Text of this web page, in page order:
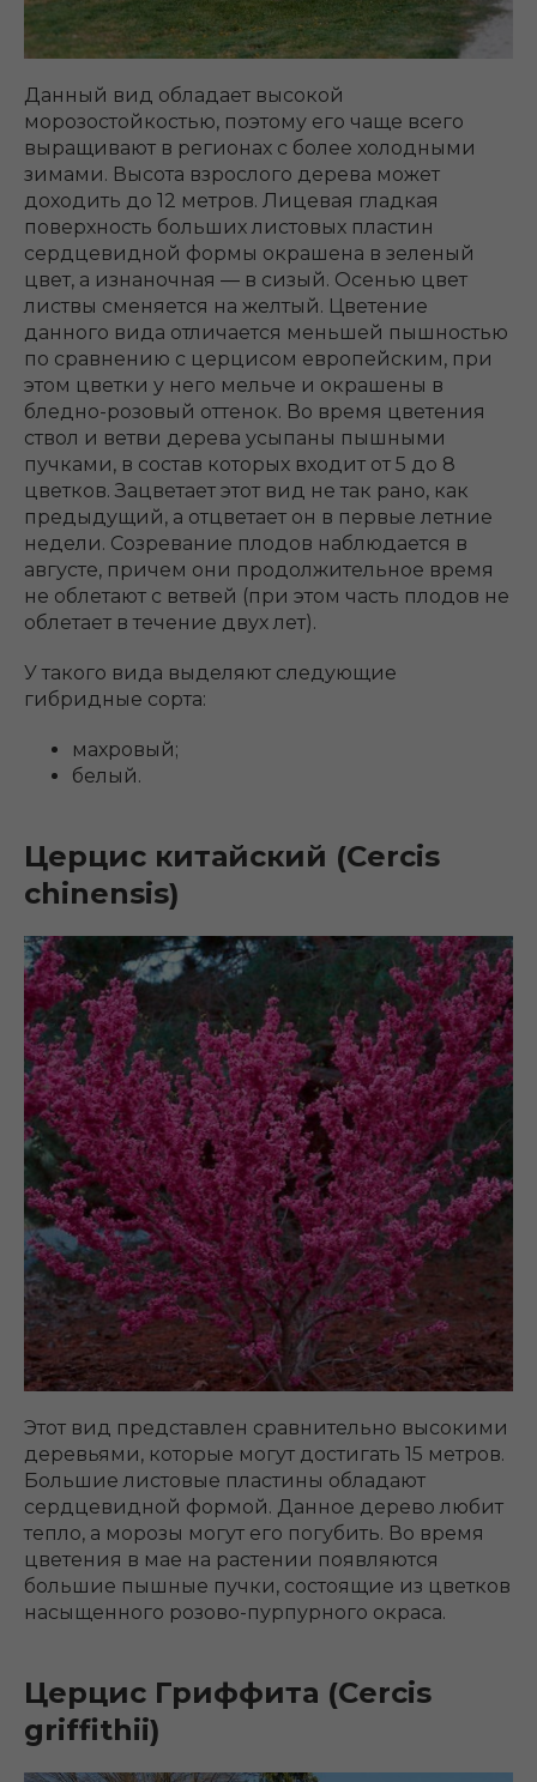
Данный вид обладает высокой
морозостойкостью, поэтому его чаще всего
выращивают в регионах с более холодными
зимами. Высота взрослого дерева может
доходить до 12 метров. Лицевая гладкая
поверхность больших листовых пластин
сердцевидной формы окрашена в зеленый
цвет, а изнаночная ― в сизый. Осенью цвет
листвы сменяется на желтый. Цветение
данного вида отличается меньшей пышностью
по сравнению с церцисом европейским, при
этом цветки у него мельче и окрашены в
бледно-розовый оттенок. Во время цветения
ствол и ветви дерева усыпаны пышными
пучками, в состав которых входит от 5 до 8
цветков. Зацветает этот вид не так рано, как
предыдущий, а отцветает он в первые летние
недели. Созревание плодов наблюдается в
августе, причем они продолжительное время
не облетают с ветвей (при этом часть плодов не
облетает в течение двух лет).
У такого вида выделяют следующие
гибридные сорта:
махровый;
белый.
Церцис китайский (Cercis
chinensis)
Этот вид представлен сравнительно высокими
деревьями, которые могут достигать 15 метров.
Большие листовые пластины обладают
сердцевидной формой. Данное дерево любит
тепло, а морозы могут его погубить. Во время
цветения в мае на растении появляются
большие пышные пучки, состоящие из цветков
насыщенного розово-пурпурного окраса.
Церцис Гриффита (Cercis
griffithii)